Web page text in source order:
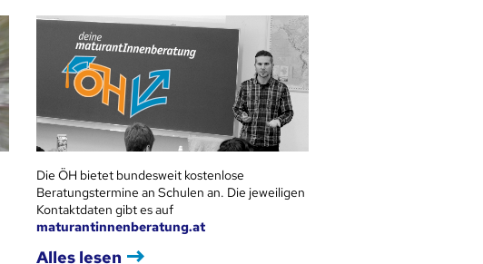
Die ÖH bietet bundesweit kostenlose
Beratungstermine an Schulen an. Die jeweiligen
Kontaktdaten gibt es auf
maturantinnenberatung.at
Alles lesen